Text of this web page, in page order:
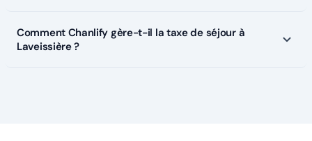
Comment Chanlify gère-t-il la taxe de séjour à
Laveissière ?